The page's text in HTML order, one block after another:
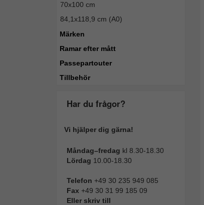
70x100 cm
84,1x118,9 cm (A0)
Märken
Ramar efter mått
Passepartouter
Tillbehör
Har du frågor?
Vi hjälper dig gärna!
Måndag–fredag kl 8.30-18.30
Lördag 10.00-18.30
Telefon +49 30 235 949 085
Fax +49 30 31 99 185 09
Eller skriv till